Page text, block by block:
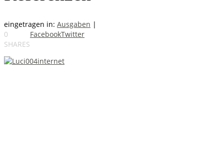
eingetragen in: Ausgaben |
0
SHARES
FacebookTwitter